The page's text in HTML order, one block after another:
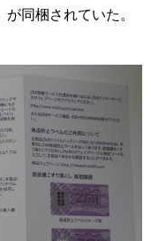
同梱されていた。